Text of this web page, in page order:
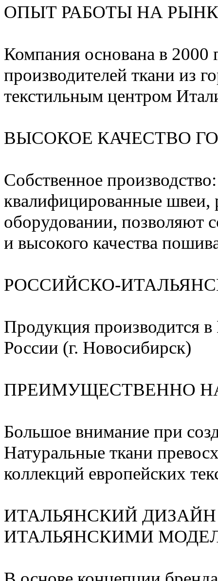
ОПЫТ РАБОТЫ НА
Компания основана в 2000
производителей ткани из
текстильным центром
ВЫСОКОЕ КАЧЕСТВО
Собственное
квалифицированные швеи,
оборудовании, позволяют
и высокого качества
РОССИЙСКО-
Продукция производится
России (г. Новосибирск)
ПРЕИМУЩЕСТВЕННО
Большое внимание при
Натуральные ткани
коллекций европейских
ИТАЛЬЯНСКИЙ
ИТАЛЬЯНСКИМИ